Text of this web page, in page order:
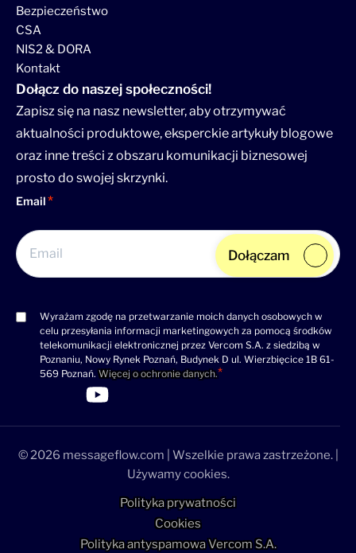
Bezpieczeństwo
CSA
NIS2 & DORA
Kontakt
Dołącz do naszej społeczności!
Zapisz się na nasz newsletter, aby otrzymywać
aktualności produktowe, eksperckie artykuły blogowe
oraz inne treści z obszaru komunikacji biznesowej
prosto do swojej skrzynki.
Email
Consent
(wymagane)
Wyrażam zgodę na przetwarzanie moich danych osobowych w
celu przesyłania informacji marketingowych za pomocą środków
telekomunikacji elektronicznej przez Vercom S.A. z siedzibą w
Poznaniu, Nowy Rynek Poznań, Budynek D ul. Wierzbięcice 1B 61-
569 Poznań.Więcej o ochronie danych.
Dołączam
>Link do profilu LinkedIn
>Link do profilu Facebook
>Link do profilu YouTube
>Link do profilu YouTube
© 2026 messageflow.com | Wszelkie prawa zastrzeżone. |
Używamy cookies.
Polityka prywatności
Cookies
Polityka antyspamowa Vercom S.A.